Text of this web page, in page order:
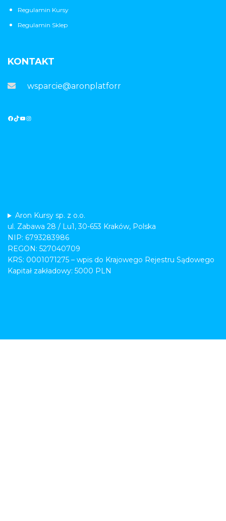
Regulamin Kursy
Regulamin Sklep
KONTAKT
wsparcie@aronplatforma.pl
Aron Kursy sp. z o.o.
ul. Zabawa 28 / Lu1, 30-653 Kraków, Polska
NIP: 6793283986
REGON: 527040709
KRS: 0001071275 – wpis do Krajowego Rejestru Sądowego
Kapitał zakładowy: 5000 PLN